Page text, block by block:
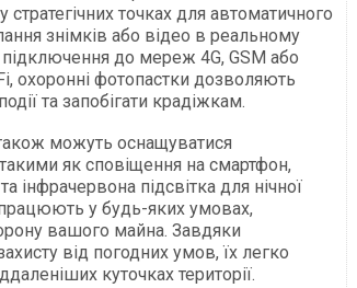
точках для автоматичного
знімків або відео в реальному
до мереж 4G, GSM або
охоронні фотопастки дозволяють
та запобігати крадіжкам.
можуть оснащуватися
як сповіщення на смартфон,
інфрачервона підсвітка для нічної
у будь-яких умовах,
вашого майна. Завдяки
від погодних умов, їх легко
куточках території.